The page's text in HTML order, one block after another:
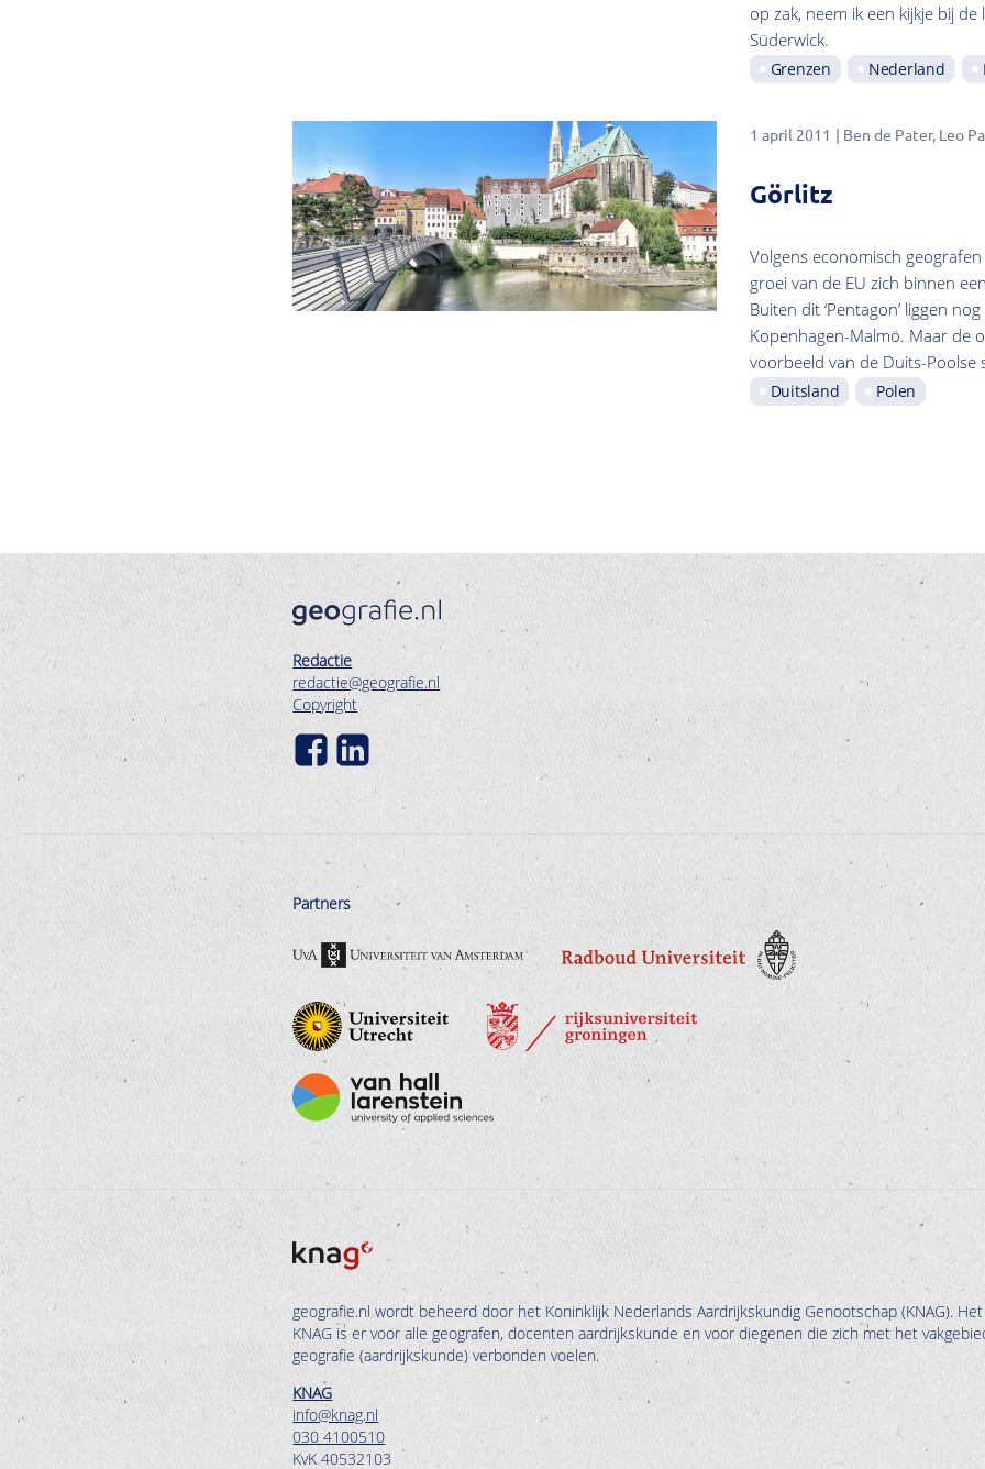
op zak, neem ik een kijkje bij
Süderwick.
Grenzen Nederland
1 april 2011 Ben de Pater Leo
Görlitz
Volgens economisch
groei van de EU zich binnen
Buiten dit ‘Pentagon’ liggen
Kopenhagen-Malmö. Maar de
voorbeeld van de Duits-Poolse
Duitsland Polen
Redactie
redactie@geografie.nl
Copyright
Partners
geografie.nl wordt beheerd door het Koninklijk Nederlands Aardrijkskundig Genootschap (KNAG). Het
KNAG is er voor alle geografen, docenten aardrijkskunde en voor diegenen die zich met het
geografie (aardrijkskunde) verbonden voelen.
KNAG
info@knag.nl
030 4100510
KvK 40532103